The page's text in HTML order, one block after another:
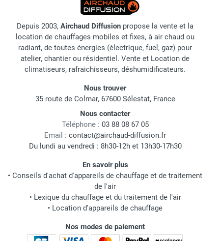
Depuis 2003, Airchaud Diffusion propose la vente et la
location de chauffages mobiles et fixes, à air chaud ou
radiant, de toutes énergies (électrique, fuel, gaz) pour
atelier, chantier ou résidentiel. Vente et Location de
climatiseurs, rafraichisseurs, déshumidificateurs.
Nous trouver
35 route de Colmar, 67600 Sélestat, France
Nous contacter
Téléphone : 03 88 08 67 05
Email : contact@airchaud-diffusion.fr
Du lundi au vendredi : 8h30-12h et 13h30-17h30
En savoir plus
• Conseils d'achat d'appareils de chauffage et de traitement
de l'air
• Lexique du chauffage et du traitement de l'air
• Location d'appareils de chauffage
Nos modes de paiement